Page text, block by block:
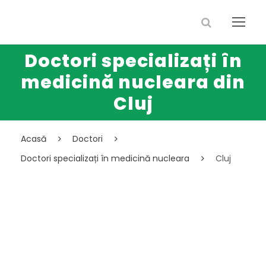
Doctori specializați în
medicină nucleara din
Cluj
Acasă
Doctori
Doctori specializați în medicină nucleara
Cluj